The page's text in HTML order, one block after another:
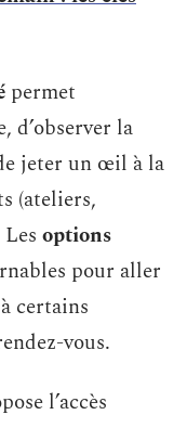
permet
d’observer la
jeter un œil à la
(ateliers,
options
pour aller
certains
vous.
l’accès